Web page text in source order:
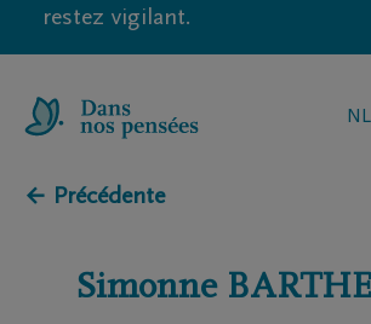
restez vigilant.
NL
← Précédente
Simonne